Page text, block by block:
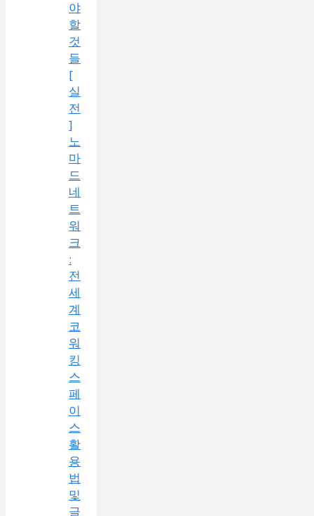
야
할
것
들
[
실
전
]
노
마
드
네
트
워
크
:
전
세
계
코
워
킹
스
페
이
스
활
용
법
및
글